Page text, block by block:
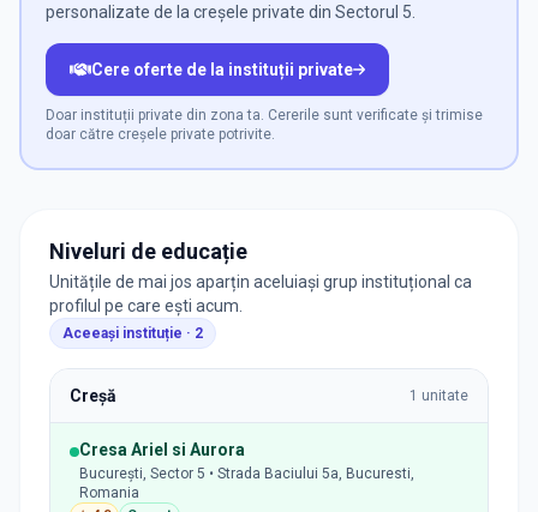
personalizate de la creșele private din Sectorul 5.
Cere oferte de la instituții private
Doar instituții private din zona ta. Cererile sunt verificate și trimise
doar către creșele private potrivite.
Niveluri de educație
Unitățile de mai jos aparțin aceluiași grup instituțional ca
profilul pe care ești acum.
Aceeași instituție · 2
Creșă 1 unitate
Cresa Ariel si Aurora
București, Sector 5 • Strada Baciului 5a, Bucuresti,
Romania